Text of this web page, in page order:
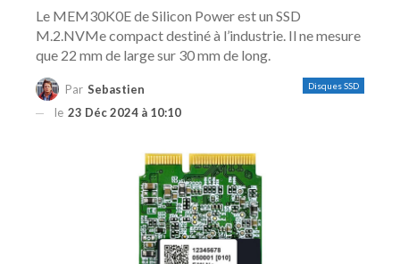
Le MEM30K0E de Silicon Power est un SSD
M.2.NVMe compact destiné à l’industrie. Il ne mesure
que 22 mm de large sur 30 mm de long.
Disques SSD
Par Sebastien
le 23 Déc 2024 à 10:10